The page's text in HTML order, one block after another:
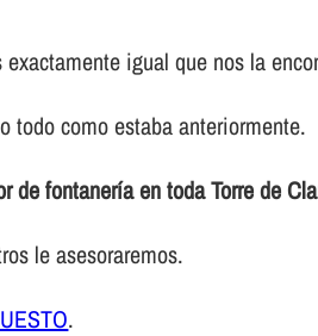
igual que nos la
todo como estaba anteriormente.
de fontanerí­a en toda Torre de
le asesoraremos.
.